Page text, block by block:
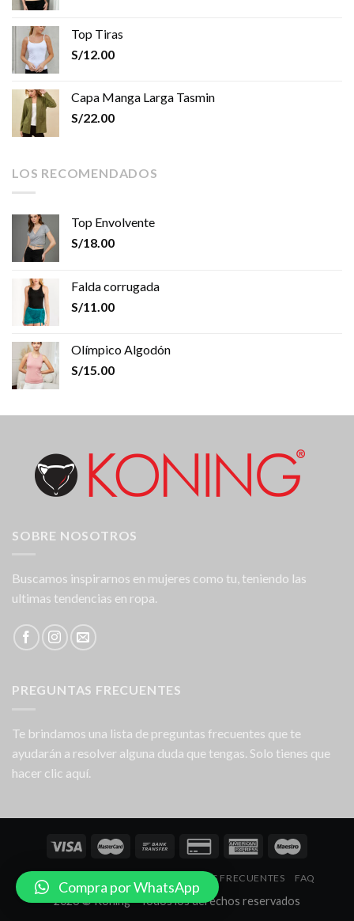
Top Tiras
S/12.00
Capa Manga Larga Tasmin
S/22.00
LOS RECOMENDADOS
Top Envolvente
S/18.00
Falda corrugada
S/11.00
Olímpico Algodón
S/15.00
SOBRE NOSOTROS
Buscamos inspirarnos en mujeres como tu, teniendo las
ultimas tendencias en ropa.
PREGUNTAS FRECUENTES
Te brindamos una lista de preguntas frecuentes que te
ayudarán a resolver alguna duda que tengas. Solo tienes que
hacer clic aquí.
NOSOTROS PREGUNTAS FRECUENTES FAQ
2026 © Koning - Todos los derechos reservados
Compra por WhatsApp